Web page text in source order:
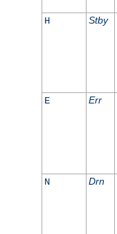
H Stby
E Err
N Drn